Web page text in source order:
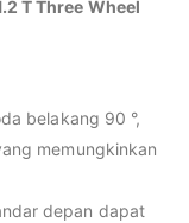
T Three Wheel
belakang 90 °,
memungkinkan
depan dapat